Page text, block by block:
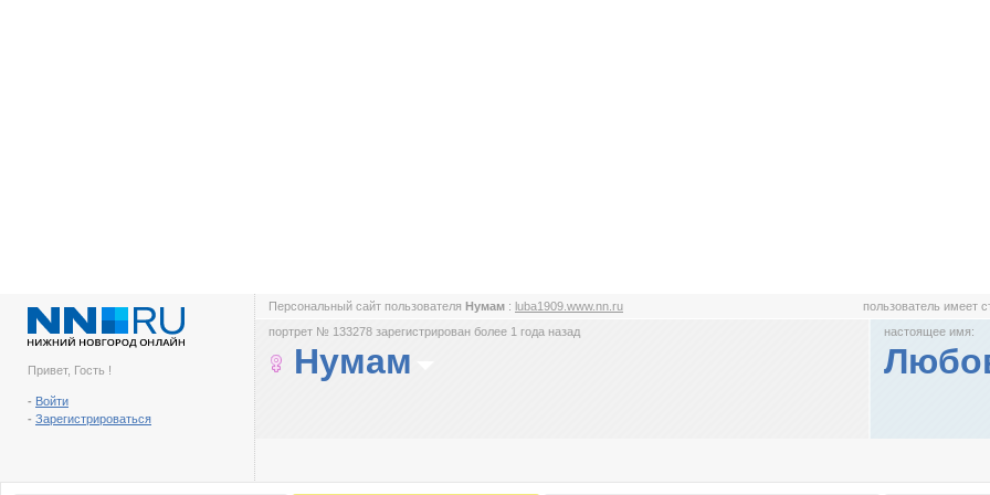
Привет, Гость !
- Войти
- Зарегистрироваться
Персональный сайт пользователя Нумам : luba1909.www.nn.ru пользователь имеет
портрет № 133278 зарегистрирован более 1 года назад
Нумам
настоящее имя: